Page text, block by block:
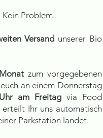
Problem..
Versand unserer Bio
zum vorgegebenen
an einem Donnerstag
am Freitag via Food
Ihr uns automatisch
Parkstation landet.